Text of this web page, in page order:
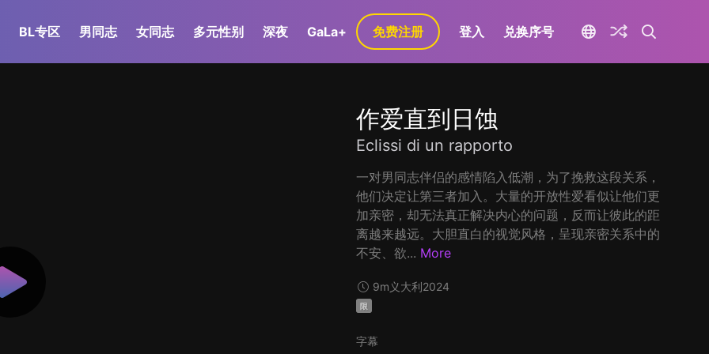
BL专区 男同志 女同志 多元性别 深夜 GaLa+ 免费注册 登入 兑换序号
作爱直到日蚀
Eclissi di un rapporto
一对男同志伴侣的感情陷入低潮，为了挽救这段关系，
他们决定让第三者加入。大量的开放性爱看似让他们更
加亲密，却无法真正解决内心的问题，反而让彼此的距
离越来越远。大胆直白的视觉风格，呈现亲密关系中的
不安、欲... More
9m 义大利2024
限
字幕